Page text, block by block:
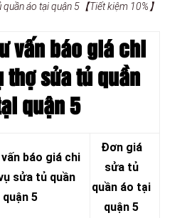
áo tại quận 5【Tiết kiệm 10%】
vấn báo giá chi
thợ sửa tủ quần
quận 5
báo giá chi
sửa tủ quần
5
Đơn giá
sửa tủ
quần áo tại
quận 5